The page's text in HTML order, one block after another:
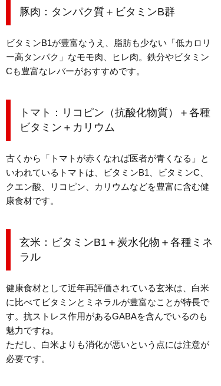
豚肉：タンパク質＋ビタミンB群
ビタミンB1が豊富なうえ、脂肪も少ない「低カロリ
ー高タンパク」なモモ肉、ヒレ肉。鉄分やビタミン
Cも豊富なレバーがおすすめです。
トマト：リコピン（抗酸化物質）＋各種
ビタミン＋カリウム
古くから「トマトが赤くなれば医者が青くなる」と
いわれているトマトは、ビタミンB1、ビタミンC、
クエン酸、リコピン、カリウムなどを豊富に含む健
康食材です。
玄米：ビタミンB1＋炭水化物＋各種ミネ
ラル
健康食材として近年再評価されている玄米は、白米
に比べてビタミンとミネラルが豊富なことが特長で
す。抗ストレス作用があるGABAを含んでいるのも
魅力ですね。
ただし、白米よりも消化が悪いという点には注意が
必要です。